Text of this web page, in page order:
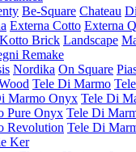
Be-Square Chateau
Externa Cotto Externa
Kotto Brick Landscape
Remake
Nordika On Square
Tele Di Marmo
Marmo Onyx Tele Di
Pure Onyx Tele Di
Revolution Tele Di
Ker